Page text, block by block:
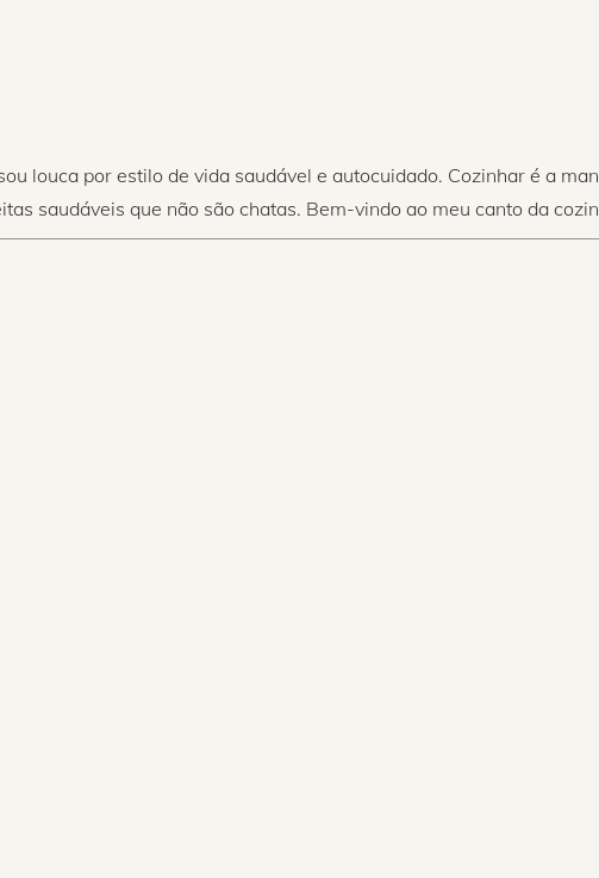
louca por estilo de vida saudável e autocuidado. Cozinhar é a
saudáveis que não são chatas. Bem-vindo ao meu canto da